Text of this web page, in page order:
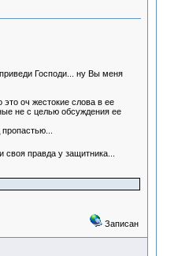
Господи... ну Вы меня
оч жестокие слова в ее
не с целью обсуждения ее
правда у защитника...
Записан